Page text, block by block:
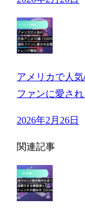
アメリカで人
ファンに愛さ
2026年2月26日
関連記事